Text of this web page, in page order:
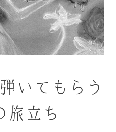
いてもらう
旅立ち